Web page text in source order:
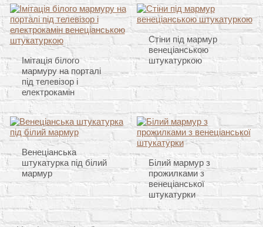
Імітація білого
мармуру на порталі
під телевізор і
електрокамін
Стіни під мармур
венеціанською
штукатуркою
Венеціанська
штукатурка під білий
мармур
Білий мармур з
прожилками з
венеціанської
штукатурки